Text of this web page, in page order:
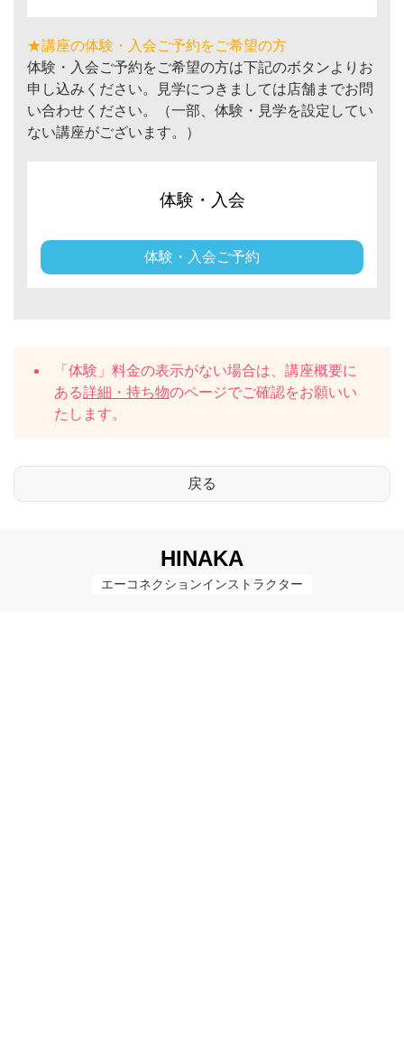
★講座の体験・入会ご予約をご希望の方
体験・入会ご予約をご希望の方は下記のボタンよりお
申し込みください。見学につきましては店舗までお問
い合わせください。（一部、体験・見学を設定してい
ない講座がございます。）
体験・入会
体験・入会ご予約
「体験」料金の表示がない場合は、講座概要に
ある詳細・持ち物のページでご確認をお願いい
たします。
HINAKA
エーコネクションインストラクター